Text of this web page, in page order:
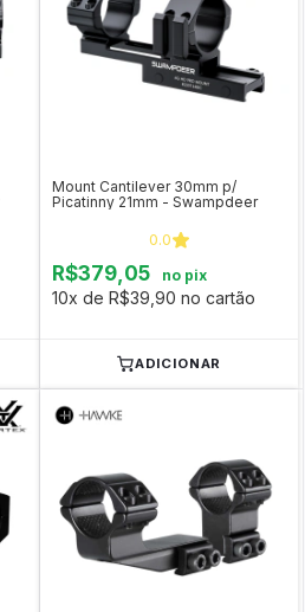
Mount Cantilever 30mm p/
Picatinny 21mm - Swampdeer
0.0
R$379,05 no pix
10x de R$39,90 no cartão
ADICIONAR